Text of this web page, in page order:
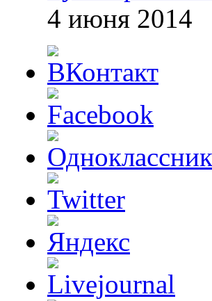
4 июня 2014